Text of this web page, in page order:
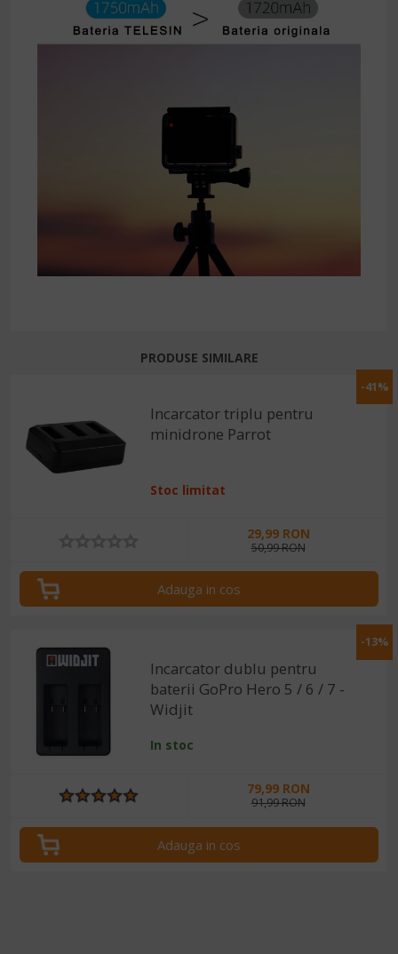
PRODUSE SIMILARE
-41%
Incarcator triplu pentru
minidrone Parrot
Stoc limitat
29,99 RON
50,99 RON
Adauga in cos
-13%
Incarcator dublu pentru
baterii GoPro Hero 5 / 6 / 7 -
Widjit
In stoc
79,99 RON
91,99 RON
Adauga in cos